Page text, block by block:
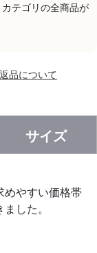
テゴリの全商品が
品について
サイズ
めやすい価格帯
した。